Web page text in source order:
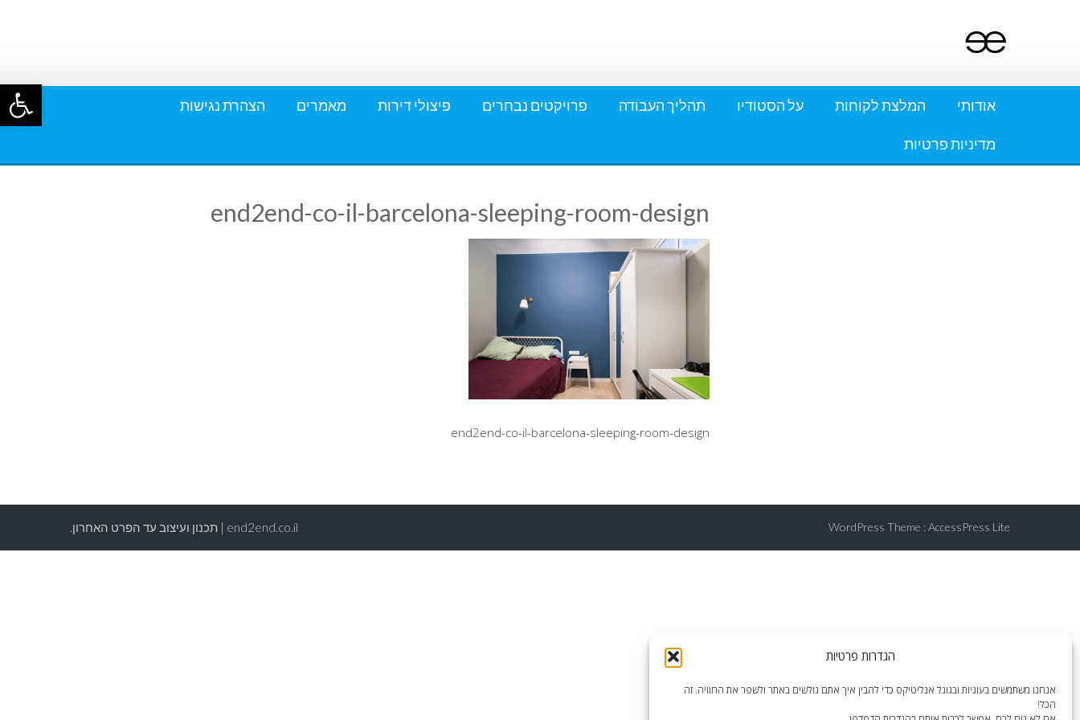
פתח
הגדרות פרטיות
אנחנו משתמשים בעוגיות ובגוגל אנליטיקס כדי להבין איך אתם גולשים באתר ולשפר את החוויה. זה
הכל!
אודותי המלצת לקוחות על הסטודיו תהליך העבודה פרויקטים נבחרים פיצולי דירות מאמרים הצהרת נגישות
מדיניות פרטיות
end2end-co-il-barcelona-sleeping-room-design
end2end-co-il-barcelona-sleeping-room-design
end2end.co.il | תכנון ועיצוב עד הפרט האחרון. WordPress Theme :AccessPress Lite